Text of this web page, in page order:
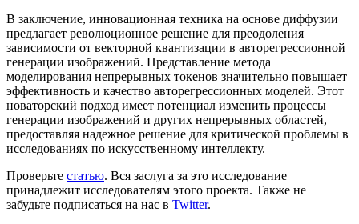
В заключение, инновационная техника на основе диффузии
предлагает революционное решение для преодоления
зависимости от векторной квантизации в авторегрессионной
генерации изображений. Представление метода
моделирования непрерывных токенов значительно повышает
эффективность и качество авторегрессионных моделей. Этот
новаторский подход имеет потенциал изменить процессы
генерации изображений и других непрерывных областей,
предоставляя надежное решение для критической проблемы в
исследованиях по искусственному интеллекту.
Проверьте статью. Вся заслуга за это исследование
принадлежит исследователям этого проекта. Также не
забудьте подписаться на нас в Twitter.